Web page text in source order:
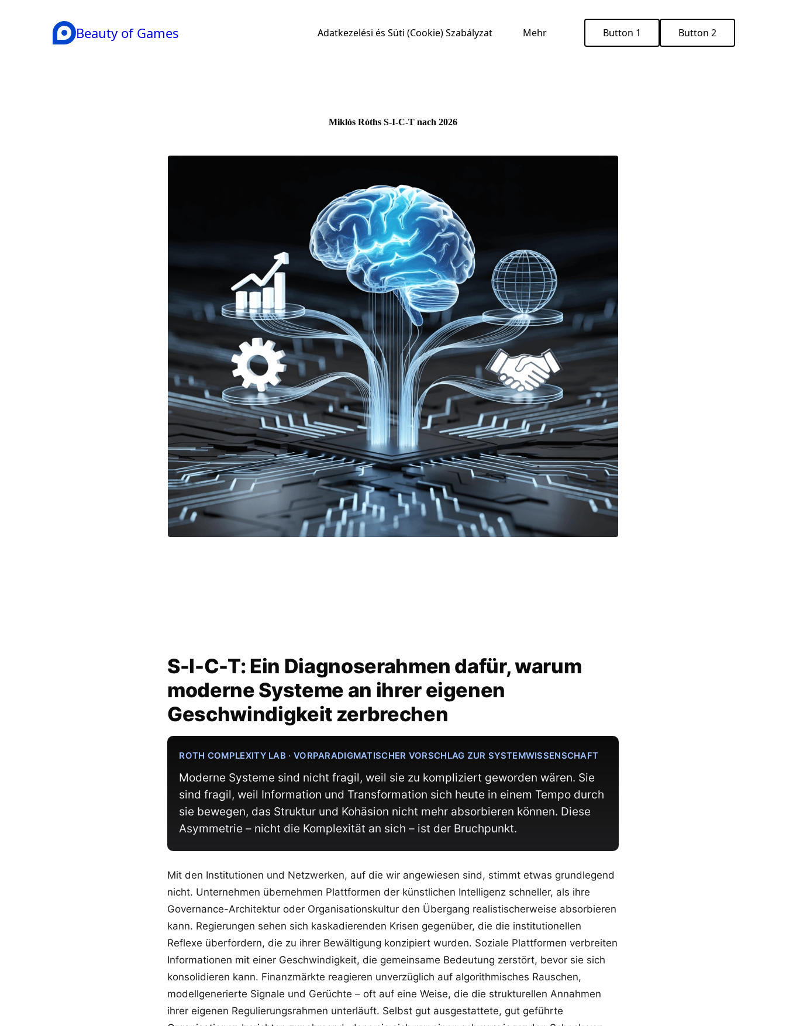
Beauty of Games Adatkezelési és Süti (Cookie) Szabályzat Mehr Button 1 Button 2
Miklós Róths S-I-C-T nach 2026
S-I-C-T: Ein Diagnoserahmen dafür, warum
moderne Systeme an ihrer eigenen
Geschwindigkeit zerbrechen
ROTH COMPLEXITY LAB · VORPARADIGMATISCHER VORSCHLAG ZUR SYSTEMWISSENSCHAFT
Moderne Systeme sind nicht fragil, weil sie zu kompliziert geworden wären. Sie
sind fragil, weil Information und Transformation sich heute in einem Tempo durch
sie bewegen, das Struktur und Kohäsion nicht mehr absorbieren können. Diese
Asymmetrie – nicht die Komplexität an sich – ist der Bruchpunkt.
Mit den Institutionen und Netzwerken, auf die wir angewiesen sind, stimmt etwas grundlegend
nicht. Unternehmen übernehmen Plattformen der künstlichen Intelligenz schneller, als ihre
Governance-Architektur oder Organisationskultur den Übergang realistischerweise absorbieren
kann. Regierungen sehen sich kaskadierenden Krisen gegenüber, die die institutionellen
Reflexe überfordern, die zu ihrer Bewältigung konzipiert wurden. Soziale Plattformen verbreiten
Informationen mit einer Geschwindigkeit, die gemeinsame Bedeutung zerstört, bevor sie sich
konsolidieren kann. Finanzmärkte reagieren unverzüglich auf algorithmisches Rauschen,
modellgenerierte Signale und Gerüchte – oft auf eine Weise, die die strukturellen Annahmen
ihrer eigenen Regulierungsrahmen unterläuft. Selbst gut ausgestattete, gut geführte